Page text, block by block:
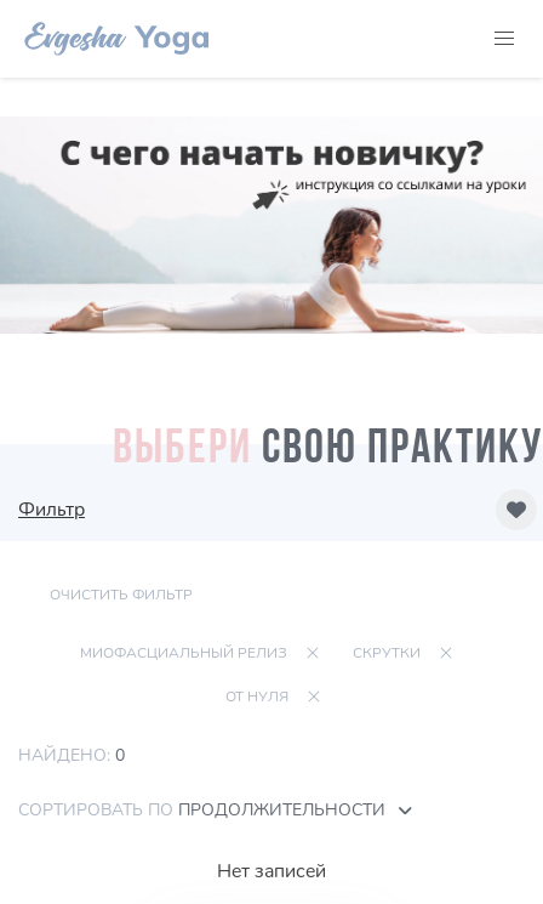
ВЫБЕРИ СВОЮ ПРАКТИКУ
Фильтр
ОЧИСТИТЬ ФИЛЬТР
МИОФАСЦИАЛЬНЫЙ РЕЛИЗ СКРУТКИ
ОТ НУЛЯ
НАЙДЕНО: 0
СОРТИРОВАТЬ ПО ПРОДОЛЖИТЕЛЬНОСТИ
Нет записей